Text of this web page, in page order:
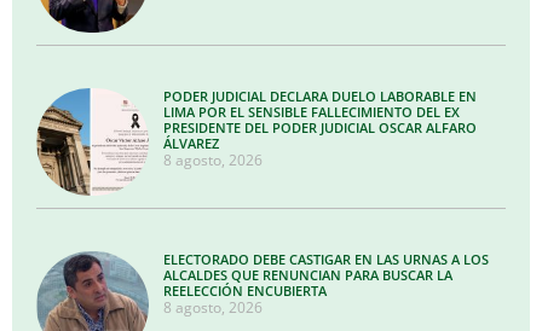
PODER JUDICIAL DECLARA DUELO LABORABLE EN
LIMA POR EL SENSIBLE FALLECIMIENTO DEL EX
PRESIDENTE DEL PODER JUDICIAL OSCAR ALFARO
ÁLVAREZ
8 agosto, 2026
ELECTORADO DEBE CASTIGAR EN LAS URNAS A LOS
ALCALDES QUE RENUNCIAN PARA BUSCAR LA
REELECCIÓN ENCUBIERTA
8 agosto, 2026